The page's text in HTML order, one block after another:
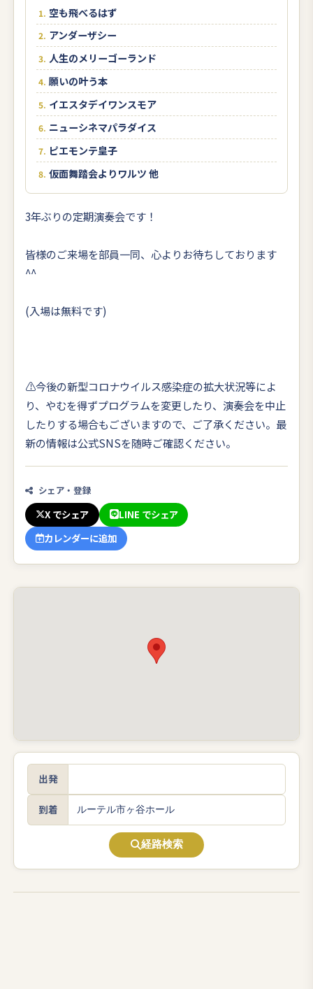
空も飛べるはず
アンダーザシー
人生のメリーゴーランド
願いの叶う本
イエスタデイワンスモア
ニューシネマパラダイス
ピエモンテ皇子
仮面舞踏会よりワルツ 他
3年ぶりの定期演奏会です！
皆様のご来場を部員一同、心よりお待ちしております
^^
(入場は無料です)
⚠今後の新型コロナウイルス感染症の拡大状況等によ
り、やむを得ずプログラムを変更したり、演奏会を中止
したりする場合もございますので、ご了承ください。最
新の情報は公式SNSを随時ご確認ください。
シェア・登録
X でシェア
LINE でシェア
カレンダーに追加
出発
到着
経路検索